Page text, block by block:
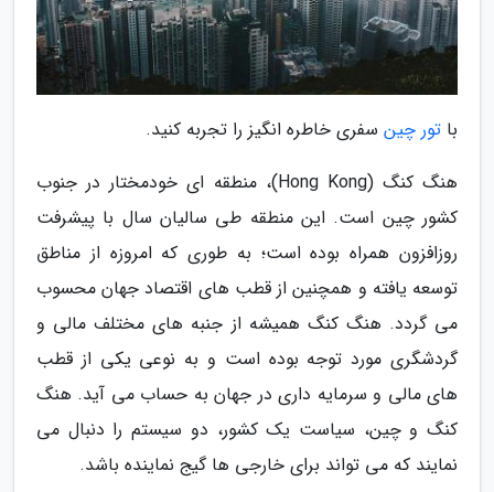
با تور چین سفری خاطره انگیز را تجربه کنید.
هنگ کنگ (Hong Kong)، منطقه ای خودمختار در جنوب
کشور چین است. این منطقه طی سالیان سال با پیشرفت
روزافزون همراه بوده است؛ به طوری که امروزه از مناطق
توسعه یافته و همچنین از قطب های اقتصاد جهان محسوب
می گردد. هنگ کنگ همیشه از جنبه های مختلف مالی و
گردشگری مورد توجه بوده است و به نوعی یکی از قطب
های مالی و سرمایه داری در جهان به حساب می آید. هنگ
کنگ و چین، سیاست یک کشور، دو سیستم را دنبال می
نمایند که می تواند برای خارجی ها گیج نماینده باشد.